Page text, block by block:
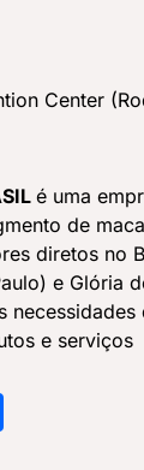
Center
é uma
de
diretos no
e Glória
e serviços